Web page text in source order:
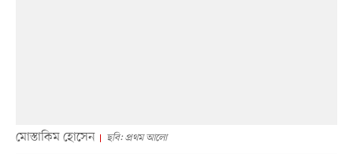
মোস্তাকিম হোসেন ছবি: প্রথম আলো